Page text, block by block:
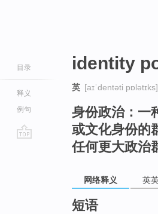
目录
释义
例句
identity
英 [aɪˈdentəti pɒlətɪks]
身份政治：一
或文化身份的
任何更大政治
网络释义 英
短语